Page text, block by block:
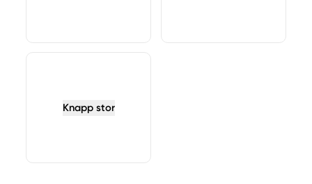
Knapp stor